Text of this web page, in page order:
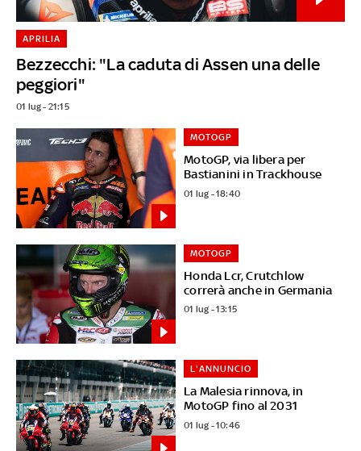
Bezzecchi: "La caduta di Assen una delle
peggiori"
APRILIA
01 lug - 21:15
MotoGP, via libera per
Bastianini in Trackhouse
MOTOGP
01 lug - 18:40
Honda Lcr, Crutchlow
correrà anche in Germania
MOTOGP
01 lug - 13:15
La Malesia rinnova, in
MotoGP fino al 2031
L'ANNUNCIO
01 lug - 10:46